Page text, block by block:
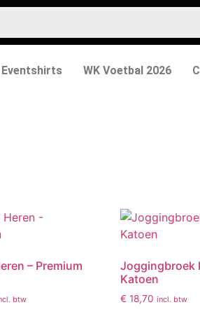
Eventshirts WK Voetbal 2026
– Premium
btw
Joggingbroek
Katoen
€ 18,70 incl. btw